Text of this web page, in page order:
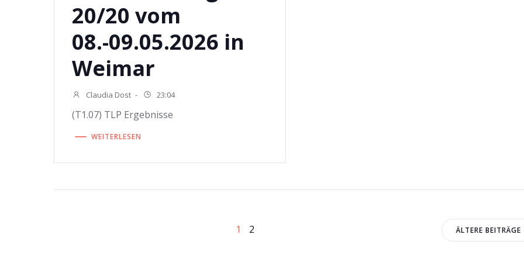
20/20 vom
08.-09.05.2026 in
Weimar
Claudia Dost - 23:04
(T1.07) TLP Ergebnisse
WEITERLESEN
Beitragsnavigation
Beitragsnavigation
Seite
1 Seite
2 ÄLTERE BEITRÄGE